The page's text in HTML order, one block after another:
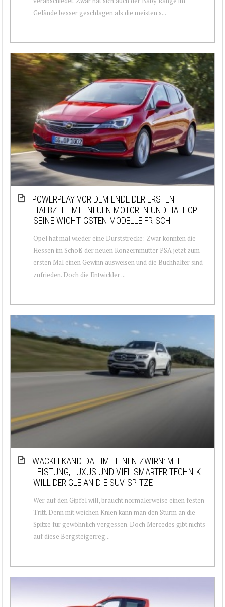
Gelände besser geschlagen als die meisten s...
POWERPLAY VOR DEM ENDE DER ERSTEN
HALBZEIT: MIT NEUEN MOTOREN UND HÄLT OPEL
SEINE WICHTIGSTEN MODELLE FRISCH
Opel hat mal wieder eine Durststrecke: Zwar konnten die
Hessen im Schoß der neuen Konzernmutter PSA jetzt zum
ersten Mal einen Gewinn ausweisen und die Buchhalter sind
zufrieden. Doch die Entwickler ...
WACKELKANDIDAT IM FEINEN ZWIRN: MIT
LEISTUNG, LUXUS UND VIEL SMARTER TECHNIK
WILL DER GLE AN DIE SUV-SPITZE
Wer auf den Gipfel will, braucht normalerweise einen festen
Tritt. Denn mit weichen Knien kann man den Sturm an die
Spitze für gewöhnlich vergessen. Doch Mercedes gibt nichts
auf diese Bergsteigerreg...